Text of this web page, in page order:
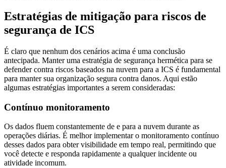
Estratégias de mitigação para riscos de
segurança de ICS
É claro que nenhum dos cenários acima é uma conclusão
antecipada. Manter uma estratégia de segurança hermética para se
defender contra riscos baseados na nuvem para a ICS é fundamental
para manter sua organização segura contra danos. Aqui estão
algumas estratégias importantes a serem consideradas:
Contínuo monitoramento
Os dados fluem constantemente de e para a nuvem durante as
operações diárias. É melhor implementar o monitoramento contínuo
desses dados para obter visibilidade em tempo real, permitindo que
você detecte e responda rapidamente a qualquer incidente ou
atividade incomum.